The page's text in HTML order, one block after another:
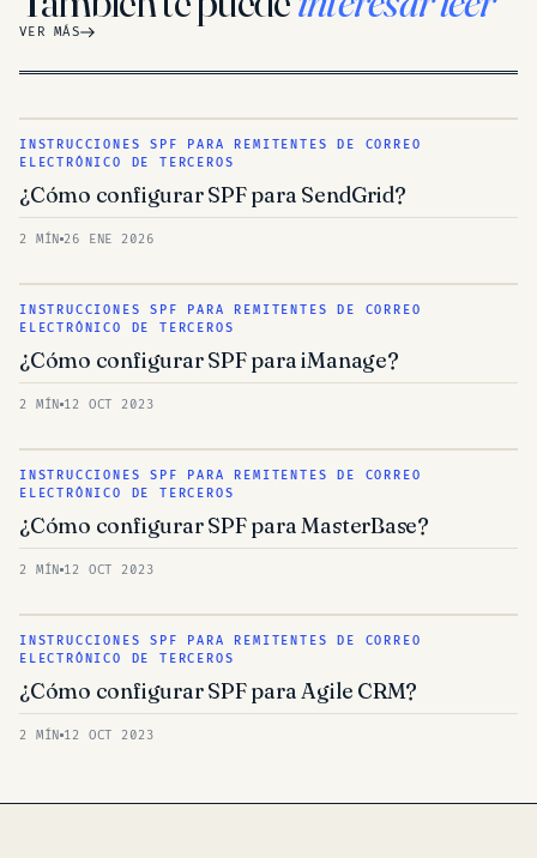
VER MÁS
INSTRUCCIONES SPF PARA REMITENTES DE CORREO
ELECTRÓNICO DE TERCEROS
¿Cómo configurar SPF para SendGrid?
2 MÍN 26 ENE 2026
INSTRUCCIONES SPF PARA REMITENTES DE CORREO
ELECTRÓNICO DE TERCEROS
¿Cómo configurar SPF para iManage?
2 MÍN 12 OCT 2023
INSTRUCCIONES SPF PARA REMITENTES DE CORREO
ELECTRÓNICO DE TERCEROS
¿Cómo configurar SPF para MasterBase?
2 MÍN 12 OCT 2023
INSTRUCCIONES SPF PARA REMITENTES DE CORREO
ELECTRÓNICO DE TERCEROS
¿Cómo configurar SPF para Agile CRM?
2 MÍN 12 OCT 2023